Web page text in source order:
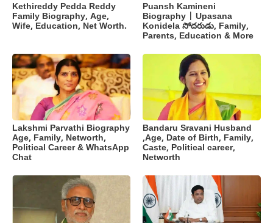
Kethireddy Pedda Reddy
Family Biography, Age,
Wife, Education, Net Worth.
Puansh Kamineni
Biography | Upasana
Konidela సోదరుడు, Family,
Parents, Education & More
Lakshmi Parvathi Biography
Age, Family, Networth,
Political Career & WhatsApp
Chat
Bandaru Sravani Husband
,Age, Date of Birth, Family,
Caste, Political career,
Networth